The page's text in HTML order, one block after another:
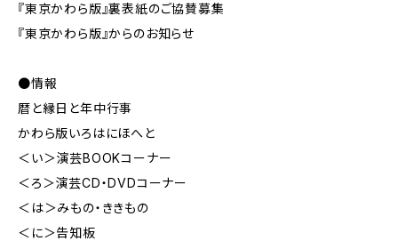
『東京かわら版』裏表紙のご協賛募集
『東京かわら版』からのお知らせ
●情報
暦と縁日と年中行事
かわら版いろはにほへと
＜い＞演芸BOOKコーナー
＜ろ＞演芸CD・DVDコーナー
＜は＞みもの・ききもの
＜に＞告知板